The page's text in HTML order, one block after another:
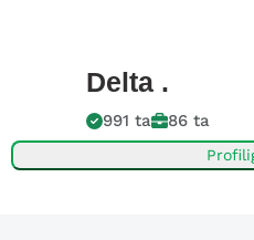
Delta .
991 ta 86 ta